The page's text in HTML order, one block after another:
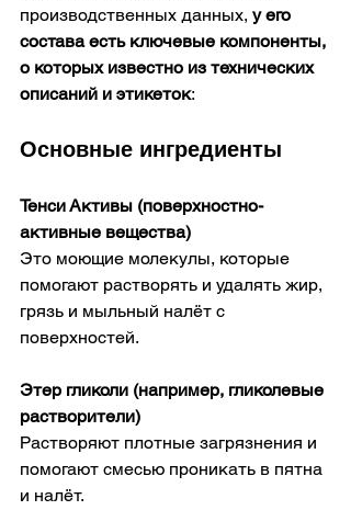
производственных данных, у его
состава есть ключевые компоненты,
о которых известно из технических
описаний и этикеток:
Основные ингредиенты
Тенси Активы (поверхностно-
активные вещества)
Это моющие молекулы, которые
помогают растворять и удалять жир,
грязь и мыльный налёт с
поверхностей.
Этер гликоли (например, гликолевые
растворители)
Растворяют плотные загрязнения и
помогают смесью проникать в пятна
и налёт.